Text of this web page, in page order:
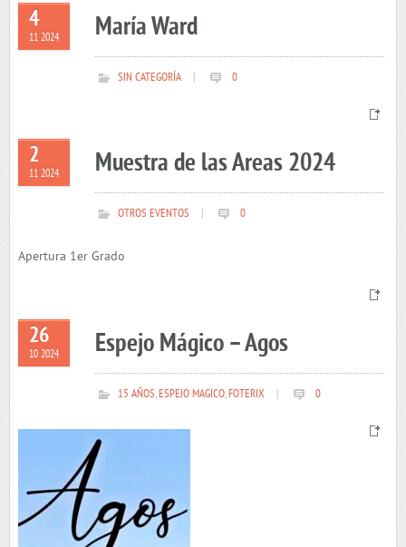
4
11 2024 María Ward
SIN CATEGORÍA 0
2
11 2024 Muestra de las Areas 2024
OTROS EVENTOS 0
Apertura 1er Grado
26
10 2024 Espejo Mágico – Agos
15 AÑOS,ESPEJO MAGICO,FOTERIX 0